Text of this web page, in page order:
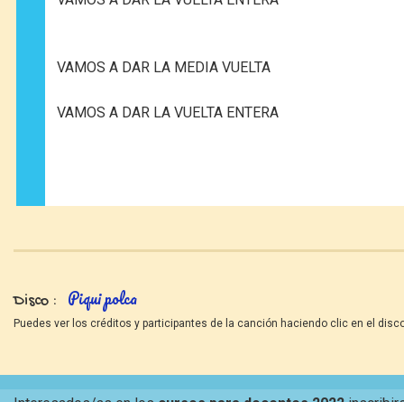
VAMOS A DAR LA MEDIA VUELTA
VAMOS A DAR LA VUELTA ENTERA
Disco Piqui polca
Puedes ver los créditos y participantes de la canción haciendo clic en el